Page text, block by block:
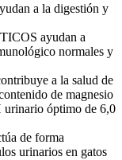
a la digestión y
ayudan a
normales y
a la salud de
de magnesio
urinario óptimo de 6,0
de forma
urinarios en gatos